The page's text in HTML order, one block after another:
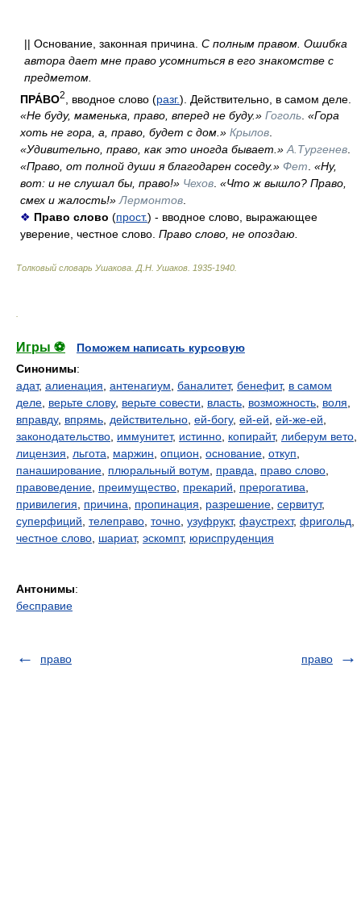
|| Основание, законная причина. С полным правом. Ошибка
автора дает мне право усомниться в его знакомстве с
предметом.
ПРА́ВО2 , вводное слово (разг.). Действительно, в самом деле.
«Не буду, маменька, право, вперед не буду.» Гоголь. «Гора
хоть не гора, а, право, будет с дом.» Крылов.
«Удивительно, право, как это иногда бывает.» А.Тургенев.
«Право, от полной души я благодарен соседу.» Фет. «Ну,
вот: и не слушал бы, право!» Чехов. «Что ж вышло? Право,
смех и жалость!» Лермонтов.
❖ Право слово (прост.) - вводное слово, выражающее
уверение, честное слово. Право слово, не опоздаю.
Толковый словарь Ушакова Д.Н. Ушаков. 1935-1940
Игры ⚽
Поможем написать курсовую
Синонимы:
адат, алиенация, антенагиум, баналитет, бенефит, в самом
деле, верьте слову, верьте совести, власть, возможность, воля,
вправду, впрямь, действительно, ей-богу, ей-ей, ей-же-ей,
законодательство, иммунитет, истинно, копирайт, либерум вето,
лицензия, льгота, маржин, опцион, основание, откуп,
панаширование, плюральный вотум, правда, право слово,
правоведение, преимущество, прекарий, прерогатива,
привилегия, причина, пропинация, разрешение, сервитут,
суперфиций, телеправо, точно, узуфрукт, фаустрехт, фригольд,
честное слово, шариат, эскомпт, юриспруденция
Антонимы:
бесправие
право право